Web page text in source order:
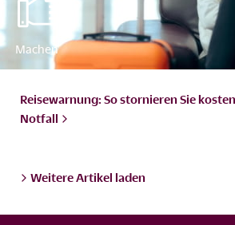
Reisewarnung: So stornieren Sie
Notfall
Weitere Artikel laden